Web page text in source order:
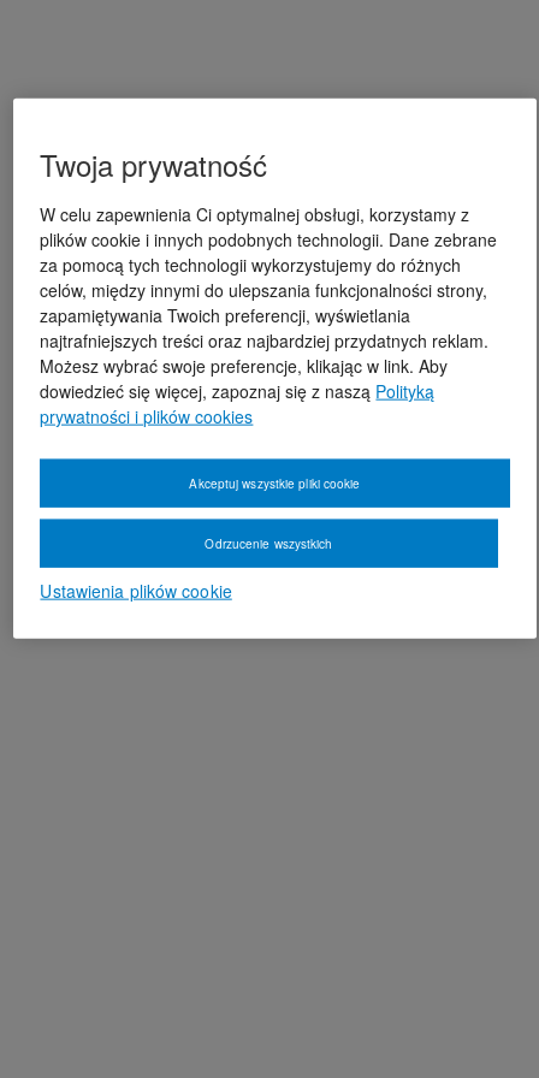
Twoja prywatność
W celu zapewnienia Ci optymalnej obsługi, korzystamy z
plików cookie i innych podobnych technologii. Dane zebrane
za pomocą tych technologii wykorzystujemy do różnych
celów, między innymi do ulepszania funkcjonalności strony,
zapamiętywania Twoich preferencji, wyświetlania
najtrafniejszych treści oraz najbardziej przydatnych reklam.
Możesz wybrać swoje preferencje, klikając w link. Aby
dowiedzieć się więcej, zapoznaj się z naszą Polityką
prywatności i plików cookies
Ustawienia plików cookie
Odrzucenie wszystkich
Akceptuj wszystkie pliki cookie